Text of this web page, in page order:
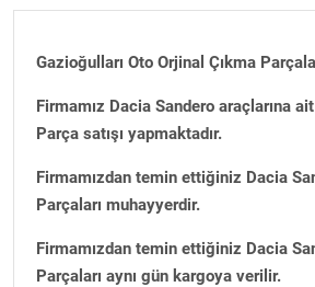
Gazioğulları Oto Orjinal Çıkma
Firmamız Dacia Sandero araçlarına
Parça satışı yapmaktadır.
Firmamızdan temin ettiğiniz Dacia
Parçaları muhayyerdir.
Firmamızdan temin ettiğiniz Dacia
Parçaları aynı gün kargoya verilir.